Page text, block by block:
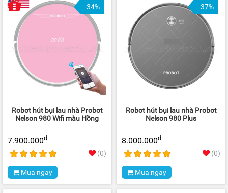
-34%
Robot hút bụi lau nhà Probot
Nelson 980 Wifi màu Hồng
7.900.000đ
(0)
Mua ngay
-37%
Robot hút bụi lau nhà Probot
Nelson 980 Plus
8.000.000đ
(0)
Mua ngay